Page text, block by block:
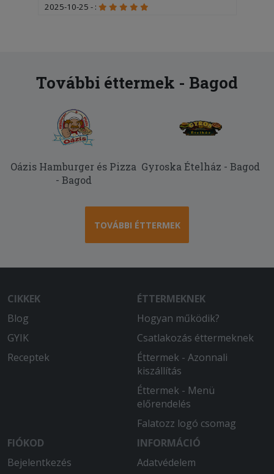
2025-10-25 - :
További éttermek - Bagod
Oázis Hamburger és Pizza
- Bagod
Gyroska Ételház - Bagod
TOVÁBBI ÉTTERMEK
CIKKEK
Blog
GYIK
Receptek
ÉTTERMEKNEK
Hogyan működik?
Csatlakozás éttermeknek
Éttermek - Azonnali
kiszállítás
Éttermek - Menü
előrendelés
Falatozz logó csomag
FIÓKOD
Bejelentkezés
INFORMÁCIÓ
Adatvédelem